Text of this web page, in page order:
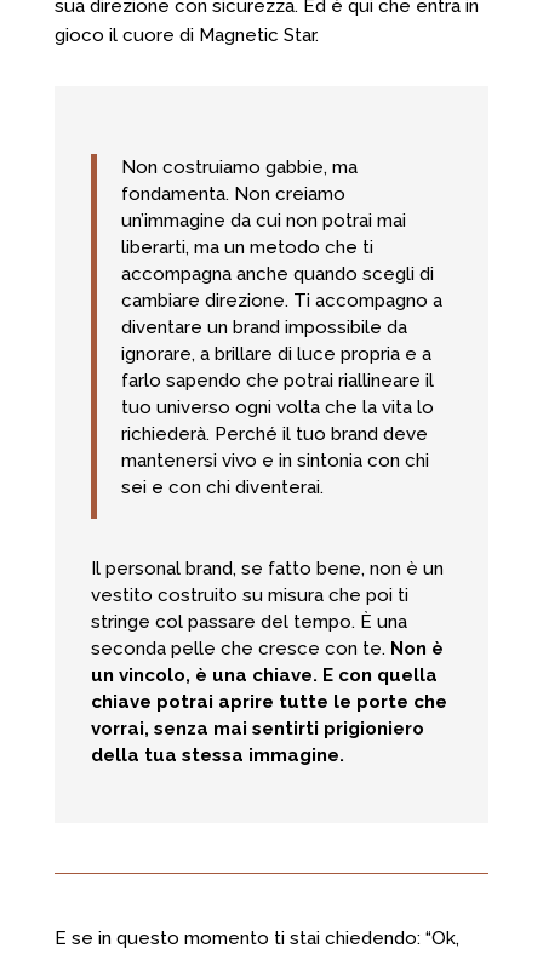
sua direzione con sicurezza. Ed è qui che entra in
gioco il cuore di Magnetic Star.
Non costruiamo gabbie, ma
fondamenta. Non creiamo
un’immagine da cui non potrai mai
liberarti, ma un metodo che ti
accompagna anche quando scegli di
cambiare direzione. Ti accompagno a
diventare un brand impossibile da
ignorare, a brillare di luce propria e a
farlo sapendo che potrai riallineare il
tuo universo ogni volta che la vita lo
richiederà. Perché il tuo brand deve
mantenersi vivo e in sintonia con chi
sei e con chi diventerai.
Il personal brand, se fatto bene, non è un
vestito costruito su misura che poi ti
stringe col passare del tempo. È una
seconda pelle che cresce con te. Non è
un vincolo, è una chiave. E con quella
chiave potrai aprire tutte le porte che
vorrai, senza mai sentirti prigioniero
della tua stessa immagine.
E se in questo momento ti stai chiedendo: “Ok,